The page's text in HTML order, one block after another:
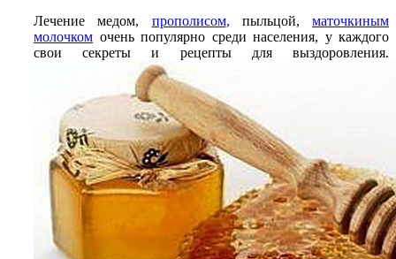
Лечение медом, прополисом, пыльцой, маточкиным
молочком очень популярно среди населения, у каждого
свои секреты и рецепты для выздоровления.